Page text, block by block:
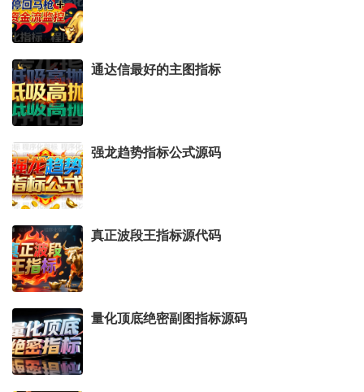
1,0),COLOR000099;
5,0),COLOR0000BB;
STICKLINE(CLOSE>REF(CLOSE,1),OPEN,CLOSE,0.
9,0),COLOR0000DD;
STICKLINE(CLOSE>REF(CLOSE,1),OPEN,CLOSE,0.
3,0),COLOR0000FF;
STICKLINE(CLOSE=REF(CLOSE,1),HIGH,LOW,0,1),
COLORWHITE;
STICKLINE(CLOSE=REF(CLOSE,1),OPEN,CLOSE,3,
0),COLOR555555;
STICKLINE(CLOSE=REF(CLOSE,1),OPEN,CLOSE,2.
7,0),COLOR777777;
STICKLINE(CLOSE=REF(CLOSE,1),OPEN,CLOSE,2.
通达信最好的主图指标
强龙趋势指标公式源码
真正波段王指标源代码
量化顶底绝密副图指标源码